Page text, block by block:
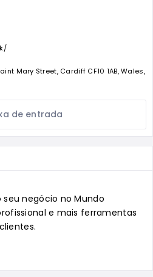
Mary Street, Cardiff CF10 1AB, Wales,
de entrada
negócio no Mundo
e mais ferramentas